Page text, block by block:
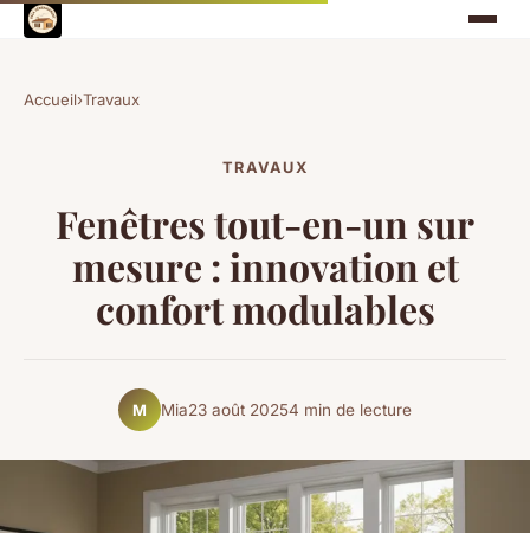
Accueil›Travaux
TRAVAUX
Fenêtres tout-en-un sur
mesure : innovation et
confort modulables
M Mia23 août 20254 min de lecture